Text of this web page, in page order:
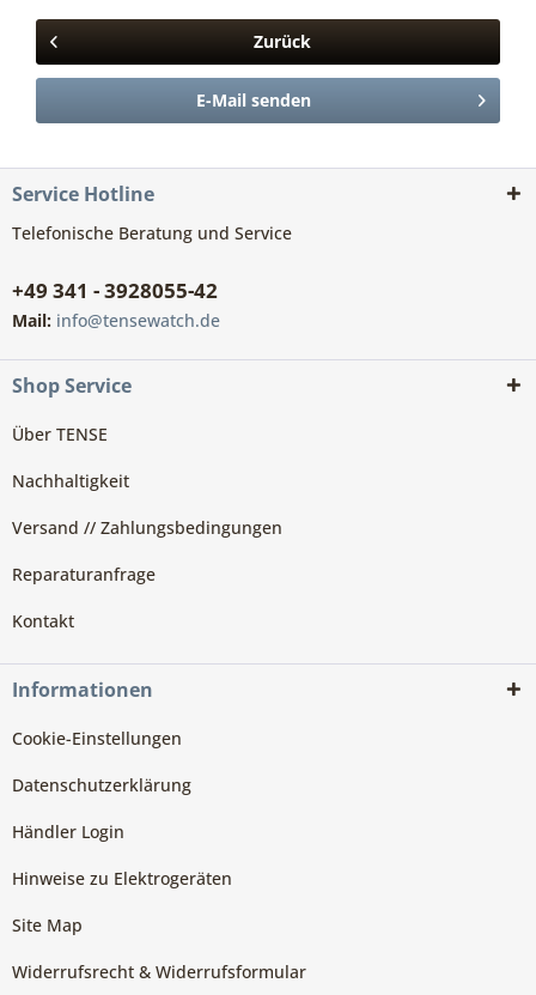
Zurück
E-Mail senden
Service Hotline
Telefonische Beratung und Service
+49 341 - 3928055-42
Mail: info@tensewatch.de
Shop Service
Über TENSE
Nachhaltigkeit
Versand // Zahlungsbedingungen
Reparaturanfrage
Kontakt
Informationen
Cookie-Einstellungen
Datenschutzerklärung
Händler Login
Hinweise zu Elektrogeräten
Site Map
Widerrufsrecht & Widerrufsformular